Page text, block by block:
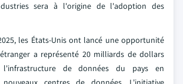
sera à l'origine de l'adoption des
les États-Unis ont lancé une opportunité
a représenté 20 milliards de dollars
de données du pays en